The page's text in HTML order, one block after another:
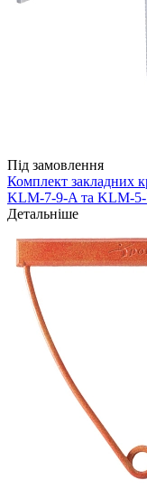
Під замовлення
Комплект закладних
KLM-7-9-A та KLM-
Детальніше